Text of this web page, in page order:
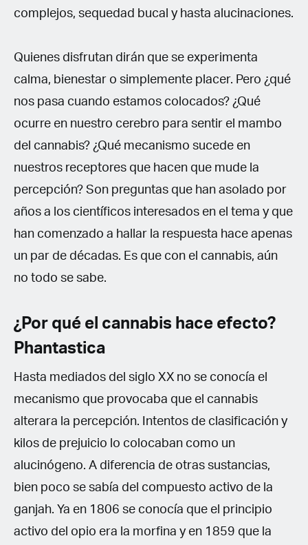
complejos, sequedad bucal y hasta alucinaciones.
Quienes disfrutan dirán que se experimenta
calma, bienestar o simplemente placer. Pero ¿qué
nos pasa cuando estamos colocados? ¿Qué
ocurre en nuestro cerebro para sentir el mambo
del cannabis? ¿Qué mecanismo sucede en
nuestros receptores que hacen que mude la
percepción? Son preguntas que han asolado por
años a los científicos interesados en el tema y que
han comenzado a hallar la respuesta hace apenas
un par de décadas. Es que con el cannabis, aún
no todo se sabe.
¿Por qué el cannabis hace efecto?
Phantastica
Hasta mediados del siglo XX no se conocía el
mecanismo que provocaba que el cannabis
alterara la percepción. Intentos de clasificación y
kilos de prejuicio lo colocaban como un
alucinógeno. A diferencia de otras sustancias,
bien poco se sabía del compuesto activo de la
ganjah. Ya en 1806 se conocía que el principio
activo del opio era la morfina y en 1859 que la